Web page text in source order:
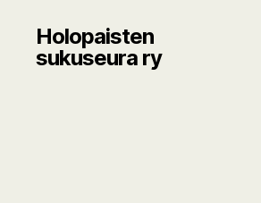
Holopaisten
sukuseura ry